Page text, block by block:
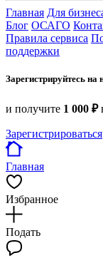
Главная Для
Блог ОСАГО
Правила сервиса
поддержки
Зарегистрируйтесь на
и получите 1 000 ₽
Зарегистрироваться
Главная
Избранное
Подать